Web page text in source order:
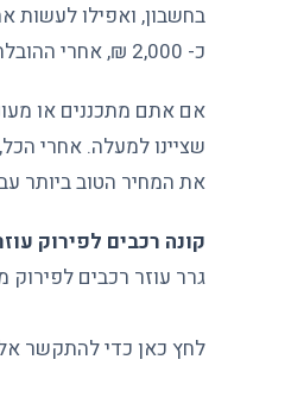
בחשבון, ואפילו לעשות
כ- 2,000 ₪, אחרי ההובלה והגרר הכסף שיישאר לנו בממוצע הוא כ- 1,500 ₪.
אם אתם מתכננים או
שציינו למעלה. אחרי
את המחיר הטוב ביותר
קונה רכבים לפירוק
גרר עוזר רכבים לפירוק מעל 25 שנה. אתם מוזמנים ללחוץ על הכפתור כדי להתקשר אלינו כדי לקבל
לחץ כאן כדי להתקשר אלינו 050-